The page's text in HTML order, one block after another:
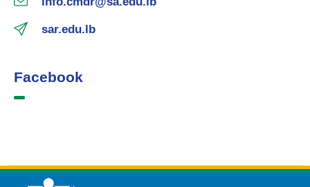
sar.edu.lb
Facebook